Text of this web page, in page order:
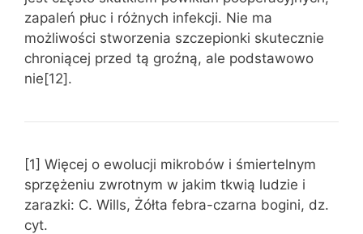
zapaleń płuc i różnych infekcji. Nie ma
możliwości stworzenia szczepionki skutecznie
chroniącej przed tą groźną, ale podstawowo
nie[12].
[1] Więcej o ewolucji mikrobów i śmiertelnym
sprzężeniu zwrotnym w jakim tkwią ludzie i
zarazki: C. Wills, Żółta febra-czarna bogini, dz.
cyt.